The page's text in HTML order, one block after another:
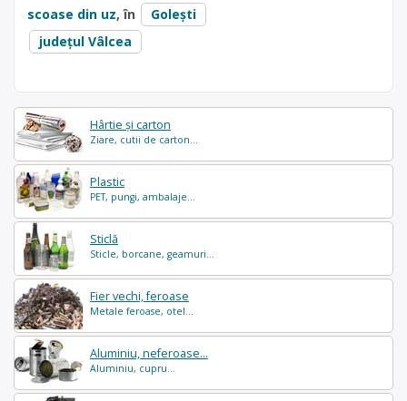
Hârtie și carton
Ziare, cutii de carton...
Plastic
PET, pungi, ambalaje...
Sticlă
Sticle, borcane, geamuri...
Fier vechi, feroase
Metale feroase, otel...
Aluminiu, neferoase...
Aluminiu, cupru...
scoase din uz, în
Golești
județul Vâlcea